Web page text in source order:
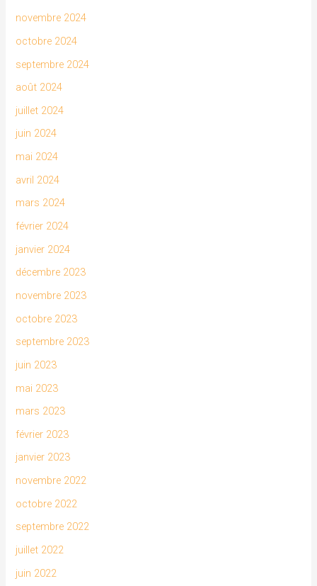
novembre 2024
octobre 2024
septembre 2024
août 2024
juillet 2024
juin 2024
mai 2024
avril 2024
mars 2024
février 2024
janvier 2024
décembre 2023
novembre 2023
octobre 2023
septembre 2023
juin 2023
mai 2023
mars 2023
février 2023
janvier 2023
novembre 2022
octobre 2022
septembre 2022
juillet 2022
juin 2022